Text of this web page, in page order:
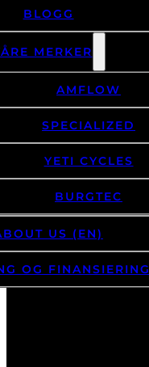
BLOGG
MERKER
AMFLOW
SPECIALIZED
YETI CYCLES
BURGTEC
US (EN)
OG FINANSIERING